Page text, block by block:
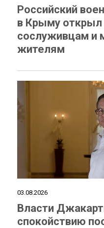
Российский
в Крыму открыл
сослуживцам и
жителям
03.08.2026
Власти
спокойствию